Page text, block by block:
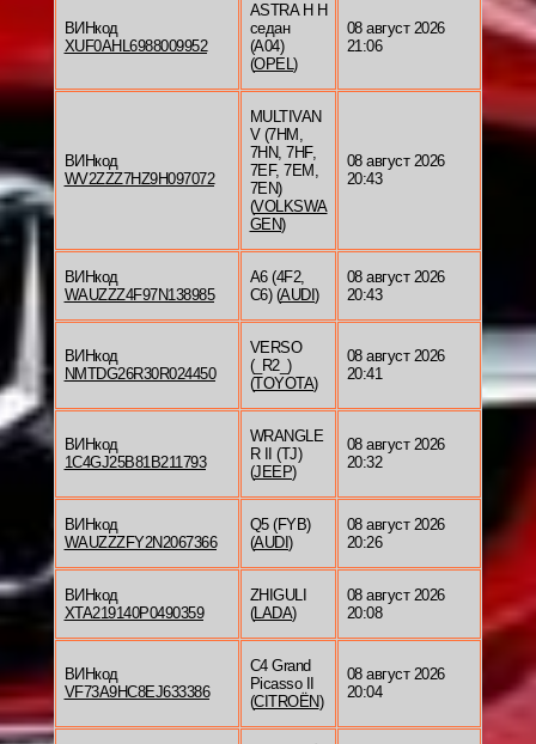
ВИНкод
XUF0AHL6988009952
ASTRA H H
седан
(A04)
(OPEL)
08 август 2026
21:06
ВИНкод
WV2ZZZ7HZ9H097072
MULTIVAN
V (7HM,
7HN, 7HF,
7EF, 7EM,
7EN)
(VOLKSWA
GEN)
08 август 2026
20:43
ВИНкод
WAUZZZ4F97N138985
A6 (4F2,
C6) (AUDI )
08 август 2026
20:43
ВИНкод
NMTDG26R30R024450
VERSO
(_R2_)
(TOYOTA)
08 август 2026
20:41
ВИНкод
1C4GJ25B81B211793
WRANGLE
R II (TJ)
(JEEP)
08 август 2026
20:32
ВИНкод
WAUZZZFY2N2067366
Q5 (FYB)
(AUDI )
08 август 2026
20:26
ВИНкод
XTA219140P0490359
ZHIGULI
(LADA)
08 август 2026
20:08
ВИНкод
VF73A9HC8EJ633386
C4 Grand
Picasso II
(CITROËN)
08 август 2026
20:04